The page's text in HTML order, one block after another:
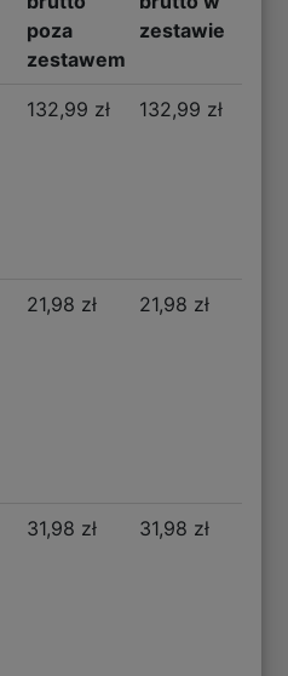
poza
zestawem
zestawie
132,99 zł 132,99 zł
21,98 zł 21,98 zł
31,98 zł 31,98 zł